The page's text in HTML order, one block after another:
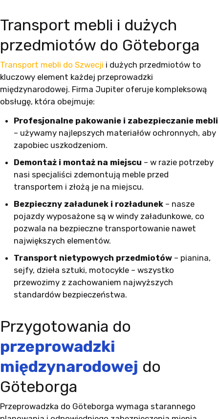
Transport mebli i dużych
przedmiotów do Göteborga
Transport mebli do Szwecji i dużych przedmiotów to
kluczowy element każdej przeprowadzki
międzynarodowej. Firma Jupiter oferuje kompleksową
obsługę, która obejmuje:
Profesjonalne pakowanie i zabezpieczanie mebli
– używamy najlepszych materiałów ochronnych, aby
zapobiec uszkodzeniom.
Demontaż i montaż na miejscu – w razie potrzeby
nasi specjaliści zdemontują meble przed
transportem i złożą je na miejscu.
Bezpieczny załadunek i rozładunek – nasze
pojazdy wyposażone są w windy załadunkowe, co
pozwala na bezpieczne transportowanie nawet
największych elementów.
Transport nietypowych przedmiotów – pianina,
sejfy, dzieła sztuki, motocykle – wszystko
przewozimy z zachowaniem najwyższych
standardów bezpieczeństwa.
Przygotowania do
przeprowadzki
międzynarodowej do
Göteborga
Przeprowadzka do Göteborga wymaga starannego